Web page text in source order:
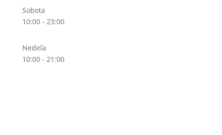
Sobota
10:00 - 23:00
Nedeľa
10:00 - 21:00